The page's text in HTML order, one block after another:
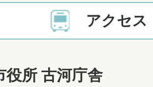
アクセス
役所 古河庁舎